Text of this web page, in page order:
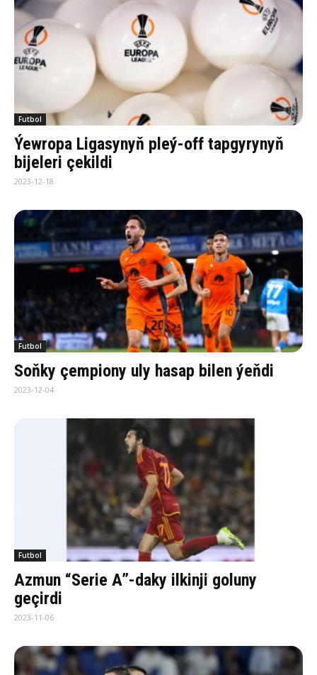
Futbol
Ýewropa Ligasynyň pleý-off tapgyrynyň
bijeleri çekildi
2023-12-18
Futbol
Soňky çempiony uly hasap bilen ýeňdi
2023-12-04
Futbol
Azmun “Serie A”-daky ilkinji goluny
geçirdi
2023-11-06